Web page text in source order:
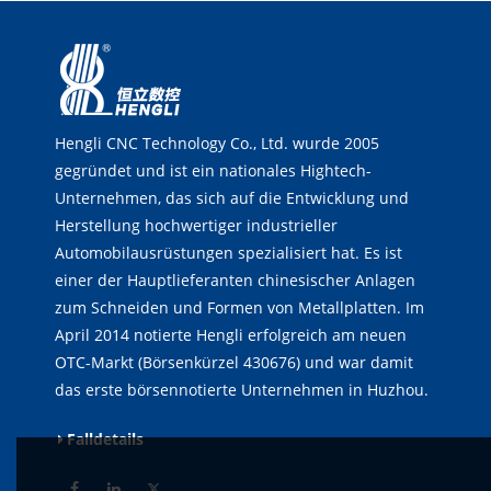
Hengli CNC Technology Co., Ltd. wurde 2005
gegründet und ist ein nationales Hightech-
Unternehmen, das sich auf die Entwicklung und
Herstellung hochwertiger industrieller
Automobilausrüstungen spezialisiert hat. Es ist
einer der Hauptlieferanten chinesischer Anlagen
zum Schneiden und Formen von Metallplatten. Im
April 2014 notierte Hengli erfolgreich am neuen
OTC-Markt (Börsenkürzel 430676) und war damit
das erste börsennotierte Unternehmen in Huzhou.
Falldetails